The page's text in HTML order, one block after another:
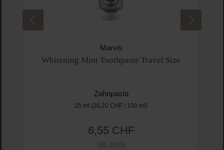
Marvis
Whitening Mint Toothpaste Travel Size
Zahnpasta
25 ml (26,20 CHF / 100 ml)
Regulärer Preis:
6,55 CHF
Inkl. MwSt